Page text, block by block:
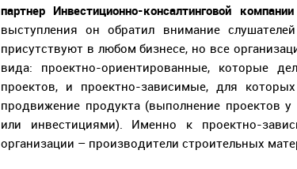
партнер Инвестиционно-консалтинговой
выступления он обратил внимание
присутствуют в любом бизнесе, но все
вида: проектно-ориентированные, которые
проектов, и проектно-зависимые, для
продвижение продукта (выполнение проектов
или инвестициями). Именно к проектно-
организации – производители строительных